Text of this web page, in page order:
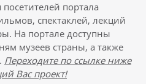
портала
спектаклей, лекций
На портале доступны
музеев страны, а также
Переходите по ссылке ниже
Вас проект!